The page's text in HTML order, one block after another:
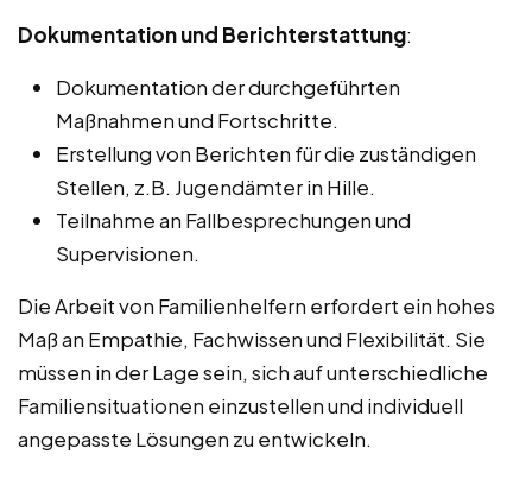
Dokumentation und Berichterstattung:
Dokumentation der durchgeführten
Maßnahmen und Fortschritte.
Erstellung von Berichten für die zuständigen
Stellen, z.B. Jugendämter in Hille.
Teilnahme an Fallbesprechungen und
Supervisionen.
Die Arbeit von Familienhelfern erfordert ein hohes
Maß an Empathie, Fachwissen und Flexibilität. Sie
müssen in der Lage sein, sich auf unterschiedliche
Familiensituationen einzustellen und individuell
angepasste Lösungen zu entwickeln.